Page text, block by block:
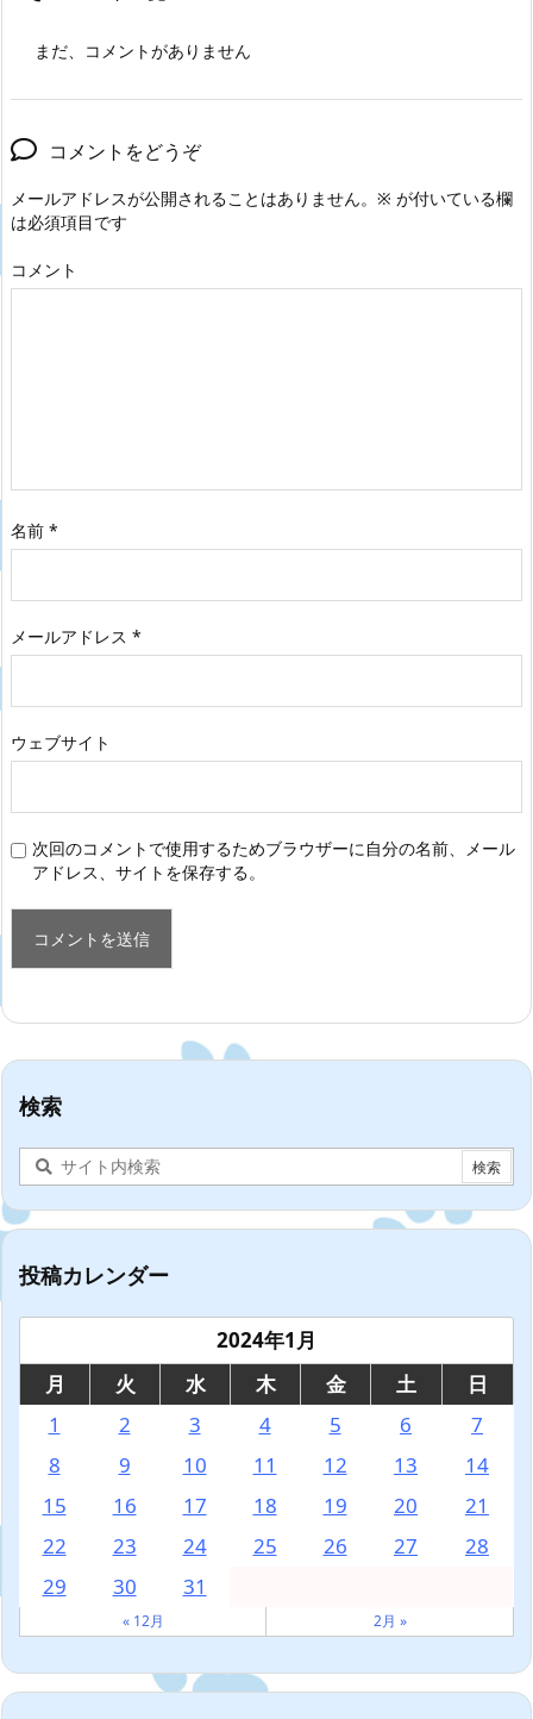
まだ、コメントがありません
コメントをどうぞ
メールアドレスが公開されることはありません。 ※ が付いている欄
は必須項目です
コメント
名前 *
メールアドレス *
ウェブサイト
次回のコメントで使用するためブラウザーに自分の名前、メール
アドレス、サイトを保存する。
検索
投稿カレンダー
2024年1月
月
火 水 木 金 土
日
1
2 3 4 5 6
7
8
9 10 11 12 13
14
15
16 17 18 19 20
21
22
23 24 25 26 27
28
29
30 31
« 12月 2月 »